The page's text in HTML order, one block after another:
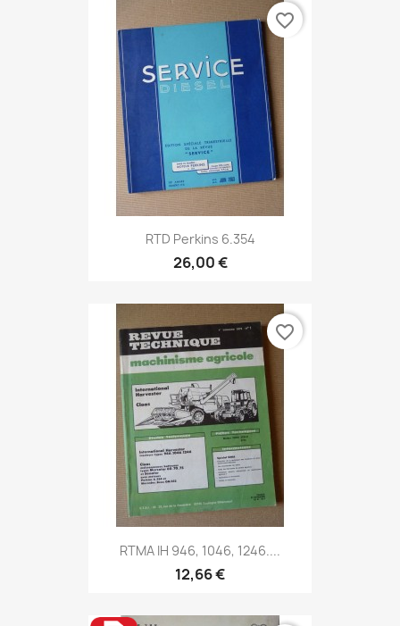
RTD Perkins 6.354
26,00 €
favorite_border
RTMA IH 946, 1046, 1246....
12,66 €
favorite_border